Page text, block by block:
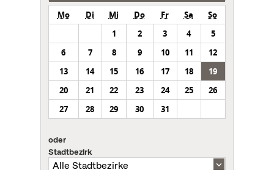
Mo Di Mi Do Fr Sa
So
1
2 3 4
5
6
7 8 9 10 11
12
13
14 15 16 17 18
19
20
21 22 23 24 25
26
27
28 29 30 31
oder
Stadtbezirk